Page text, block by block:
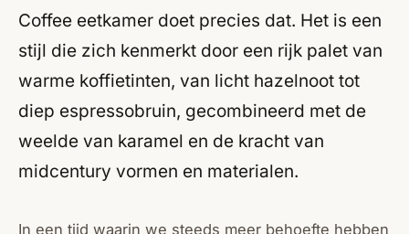
Coffee eetkamer doet precies dat. Het is een
stijl die zich kenmerkt door een rijk palet van
warme koffietinten, van licht hazelnoot tot
diep espressobruin, gecombineerd met de
weelde van karamel en de kracht van
midcentury vormen en materialen.
In een tijd waarin we steeds meer behoefte hebben